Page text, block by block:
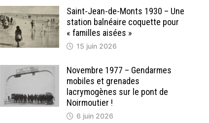
Saint-Jean-de-Monts 1930 – Une
station balnéaire coquette pour
« familles aisées »
15 juin 2026
Novembre 1977 – Gendarmes
mobiles et grenades
lacrymogènes sur le pont de
Noirmoutier !
6 juin 2026